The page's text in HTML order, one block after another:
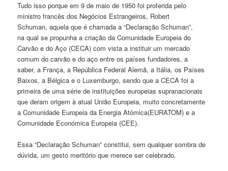
Tudo isso porque em 9 de maio de 1950 foi proferida pelo
ministro francês dos Negócios Estrangeiros, Robert
Schuman, aquela que é chamada a “Declaração Schuman”,
na qual se propunha a criação da Comunidade Europeia do
Carvão e do Aço (CECA) com vista a instituir um mercado
comum do carvão e do aço entre os países fundadores, a
saber, a França, a República Federal Alemã, a Itália, os Países
Baixos, a Bélgica e o Luxemburgo, sendo que a CECA foi a
primeira de uma série de instituições europeias supranacionais
que deram origem à atual União Europeia, muito concretamente
a Comunidade Europeia da Energia Atómica(EURATOM) e a
Comunidade Económica Europeia (CEE).
Essa “Declaração Schuman” constitui, sem qualquer sombra de
dúvida, um gesto meritório que merece ser celebrado.